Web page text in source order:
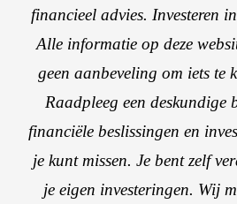
financieel advies. Investeren
Alle informatie op deze
geen aanbeveling om iets te
Raadpleeg een deskundige
financiële beslissingen en
je kunt missen. Je bent zelf
je eigen investeringen. Wij